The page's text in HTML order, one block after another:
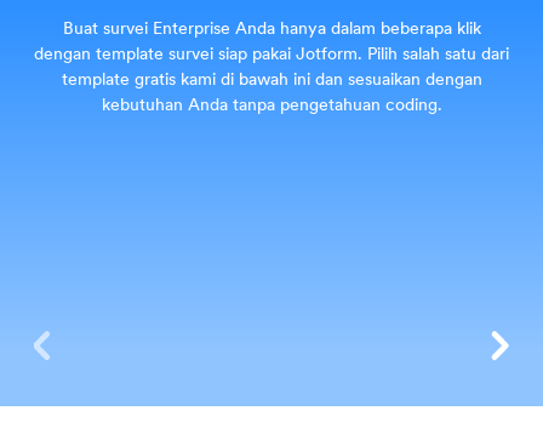
Buat survei Enterprise Anda hanya dalam beberapa klik
dengan template survei siap pakai Jotform. Pilih salah satu dari
template gratis kami di bawah ini dan sesuaikan dengan
kebutuhan Anda tanpa pengetahuan coding.